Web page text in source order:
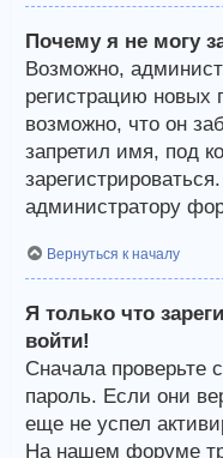
Почему я не могу
Возможно,
регистрацию новых
возможно, что он
запретил имя, под
администратору
Вернуться к началу
Я только что
войти!
Сначала проверьте
пароль. Если они
еще не успел
На нашем форуме